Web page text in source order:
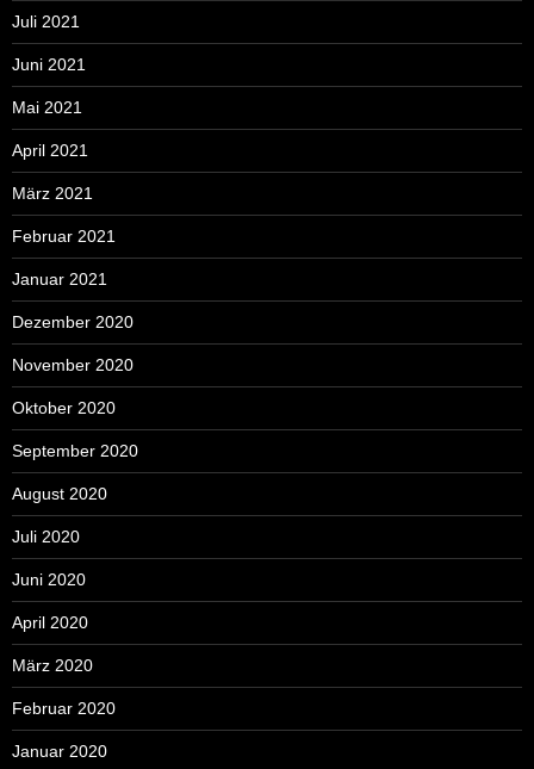
Juli 2021
Juni 2021
Mai 2021
April 2021
März 2021
Februar 2021
Januar 2021
Dezember 2020
November 2020
Oktober 2020
September 2020
August 2020
Juli 2020
Juni 2020
April 2020
März 2020
Februar 2020
Januar 2020